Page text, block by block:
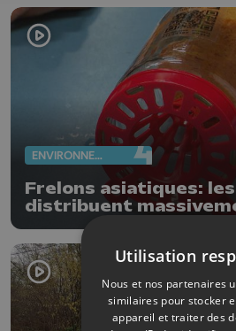
ENVIRONNEMENT
Frelons asiatiques:
distribuent
Utilisation
Nous et nos partenaires
similaires pour stocker
appareil et traiter des